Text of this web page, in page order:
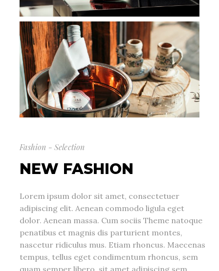
Fashion - Selection
NEW FASHION
Lorem ipsum dolor sit amet, consectetuer
adipiscing elit. Aenean commodo ligula eget
dolor. Aenean massa. Cum sociis Theme natoque
penatibus et magnis dis parturient montes,
nascetur ridiculus mus. Etiam rhoncus. Maecenas
tempus, tellus eget condimentum rhoncus, sem